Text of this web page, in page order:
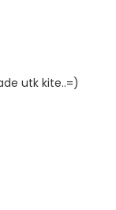
utk kite..=)